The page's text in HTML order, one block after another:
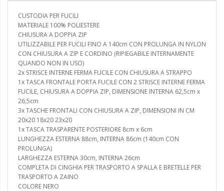
CUSTODIA PER FUCILI
MATERIALE 100% POLIESTERE
CHIUSURA A DOPPIA ZIP
UTILIZZABILE PER FUCILI FINO A 140cm CON PROLUNGA IN NYLON
CON CHIUSURA A ZIP E CORDINO (RIPIEGABILE INTERNAMENTE
QUANDO NON IN USO)
2x STRISCE INTERNE FERMA FUCILE CON CHIUSURA A STRAPPO
1x TASCA FRONTALE PORTA FUCILE CON 2 STRISCE INTERNE FERMA
FUCILE, CHIUSURA A DOPPIA ZIP, DIMENSIONE INTERNA 62,5cm x
26,5cm
3x TASCHE FRONTALI CON CHIUSURA A ZIP, DIMENSIONI IN CM
20x20 18x20 23x20
1x TASCA TRASPARENTE POSTERIORE 8cm x 6cm
LUNGHEZZA ESTERNA 88cm, INTERNA 86cm (140cm CON
PROLUNGA)
LARGHEZZA ESTERNA 30cm, INTERNA 26cm
COMPLETA DI CINGHIA PER TRASPORTO A SPALLA E BRETELLE PER
TRASPORTO A ZAINO
COLORE NERO